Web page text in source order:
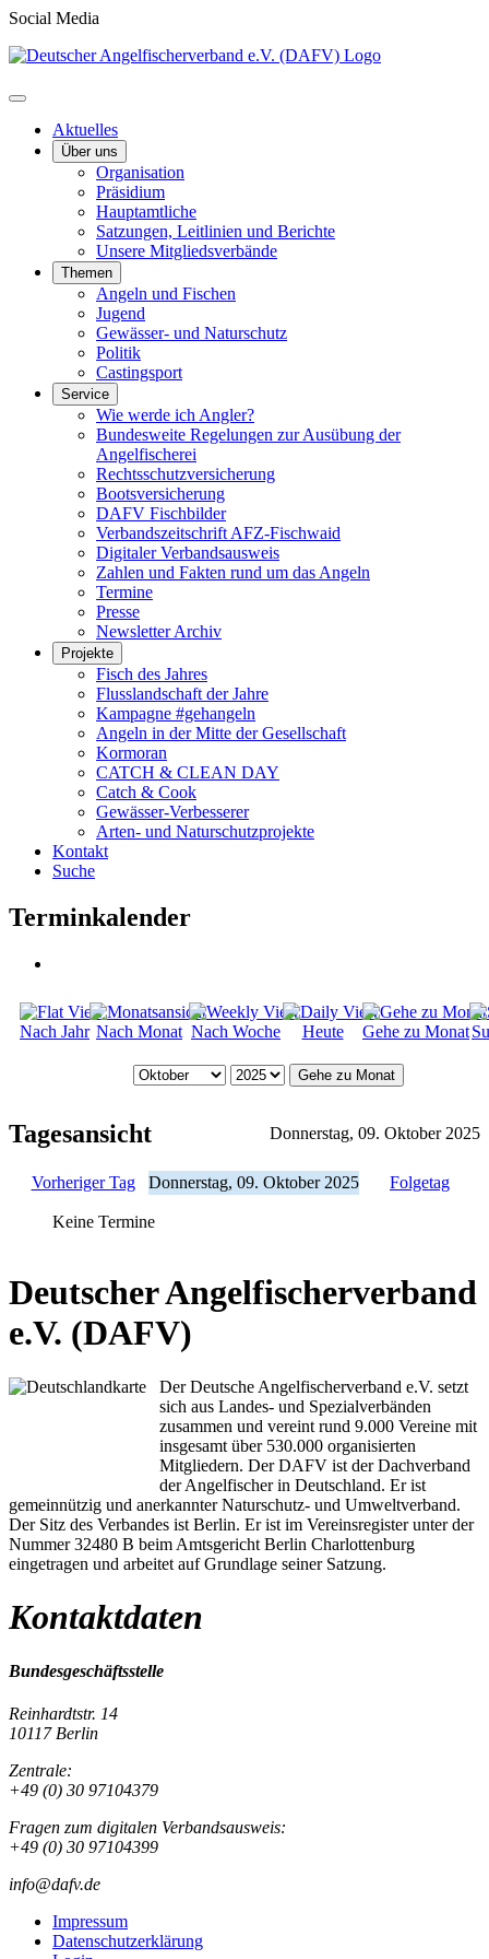
Social Media
Aktuelles
Über uns
Organisation
Präsidium
Hauptamtliche
Satzungen, Leitlinien und Berichte
Unsere Mitgliedsverbände
Themen
Angeln und Fischen
Jugend
Gewässer- und Naturschutz
Politik
Castingsport
Service
Wie werde ich Angler?
Bundesweite Regelungen zur Ausübung der
Angelfischerei
Rechtsschutzversicherung
Bootsversicherung
DAFV Fischbilder
Verbandszeitschrift AFZ-Fischwaid
Digitaler Verbandsausweis
Zahlen und Fakten rund um das Angeln
Termine
Presse
Newsletter Archiv
Projekte
Fisch des Jahres
Flusslandschaft der Jahre
Kampagne #gehangeln
Angeln in der Mitte der Gesellschaft
Kormoran
CATCH & CLEAN DAY
Catch & Cook
Gewässer-Verbesserer
Arten- und Naturschutzprojekte
Kontakt
Suche
Terminkalender
Nach Jahr Nach Monat Nach Woche Heute Gehe zu Monat
Gehe zu Monat
Tagesansicht Donnerstag, 09. Oktober 2025
Vorheriger Tag Donnerstag, 09. Oktober 2025 Folgetag
Keine Termine
Deutscher Angelfischerverband
e.V. (DAFV)
Der Deutsche Angelfischerverband e.V. setzt
sich aus Landes- und Spezialverbänden
zusammen und vereint rund 9.000 Vereine mit
insgesamt über 530.000 organisierten
Mitgliedern. Der DAFV ist der Dachverband
der Angelfischer in Deutschland. Er ist
gemeinnützig und anerkannter Naturschutz- und Umweltverband.
Der Sitz des Verbandes ist Berlin. Er ist im Vereinsregister unter der
Nummer 32480 B beim Amtsgericht Berlin Charlottenburg
eingetragen und arbeitet auf Grundlage seiner Satzung.
Kontaktdaten
Bundesgeschäftsstelle
Reinhardtstr. 14
10117 Berlin
Zentrale:
+49 (0) 30 97104379
Fragen zum digitalen Verbandsausweis:
+49 (0) 30 97104399
info@dafv.de
Impressum
Datenschutzerklärung